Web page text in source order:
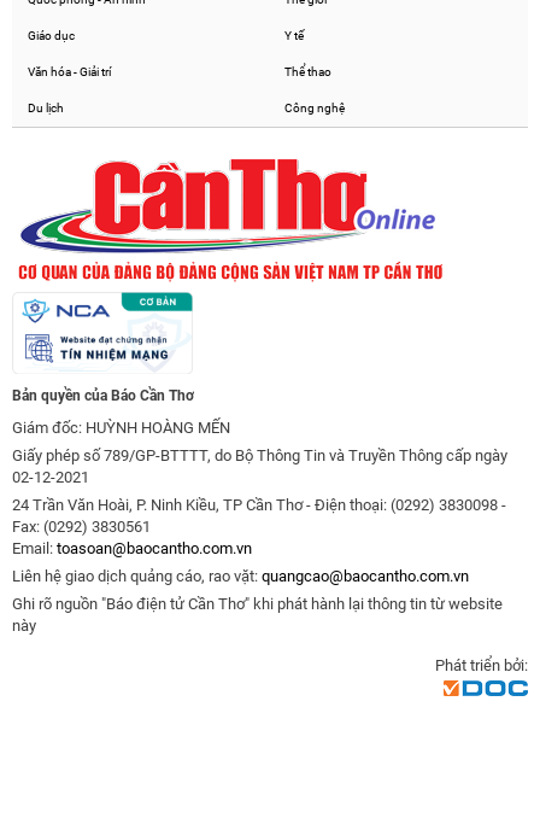
Giáo dục Y tế
Văn hóa - Giải trí Thể thao
Du lịch Công nghệ
Bản quyền của Báo Cần Thơ
Giám đốc: HUỲNH HOÀNG MẾN
Giấy phép số 789/GP-BTTTT, do Bộ Thông Tin và Truyền Thông cấp ngày
02-12-2021
24 Trần Văn Hoài, P. Ninh Kiều, TP Cần Thơ - Điện thoại: (0292) 3830098 -
Fax: (0292) 3830561
Email: toasoan@baocantho.com.vn
Liên hệ giao dịch quảng cáo, rao vặt: quangcao@baocantho.com.vn
Ghi rõ nguồn "Báo điện tử Cần Thơ" khi phát hành lại thông tin từ website
này
Phát triển bởi: